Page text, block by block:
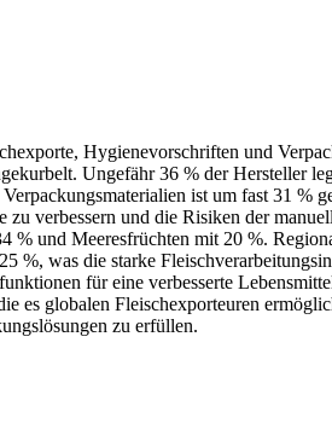
Hygienevorschriften und
Ungefähr 36 % der Hersteller
ist um fast 31
verbessern und die Risiken der
und Meeresfrüchten mit 20 %.
was die starke
für eine verbesserte
es globalen Fleischexporteuren
zu erfüllen.